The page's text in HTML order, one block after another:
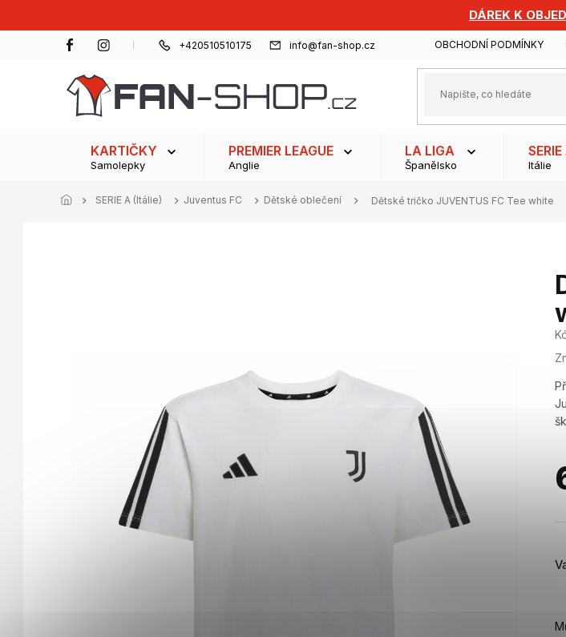
DÁREK K
+420510510175 info@fan-shop.cz OBCHODNÍ PODMÍNKY
KARTIČKY
Samolepky
PREMIER LEAGUE
Anglie
LA LIGA
Španělsko
SERIE
Itálie
SERIE A (Itálie) Juventus FC Dětské oblečení Dětské tričko JUVENTUS FC Tee white